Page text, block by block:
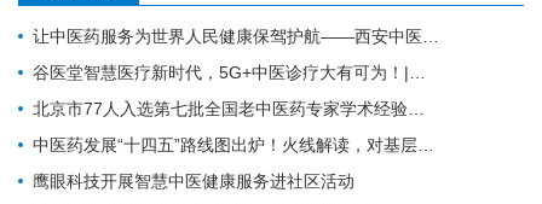
让中医药服务为世界人民健康保驾护航——西安中医脑病医院为外籍患者服务纪实
谷医堂智慧医疗新时代，5G+中医诊疗大有可为！|谷医堂科技中医
北京市77人入选第七批全国老中医药专家学术经验继承工作指导老师（附名单）
中医药发展“十四五”路线图出炉！火线解读，对基层医生有哪些利好？
鹰眼科技开展智慧中医健康服务进社区活动